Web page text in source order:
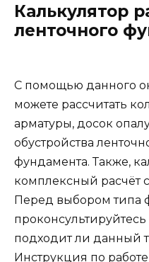
Калькулятор
ленточного
С помощью данного
можете рассчитать
арматуры, досок
обустройства
фундамента. Также,
комплексный расчёт
Перед выбором типа
подходит ли данный
Инструкция по